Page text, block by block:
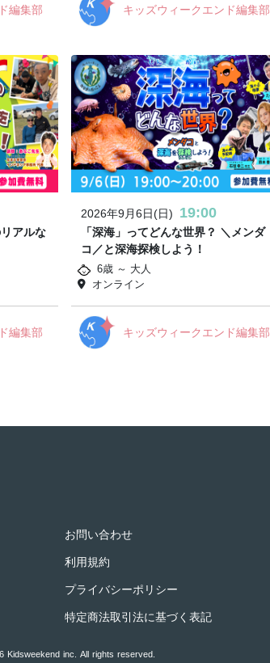
編集部 キッズウィークエンド編集部
アルな
編集部
2026年9月6日(日) 19:00
「深海」ってどんな世界？ ＼メンダ
コ／と深海探検しよう！
6歳 ～ 大人
オンライン
キッズウィークエンド編集部
お問い合わせ
利用規約
プライバシーポリシー
特定商法取引法に基づく表記
Kidsweekend inc. All rights reserved.